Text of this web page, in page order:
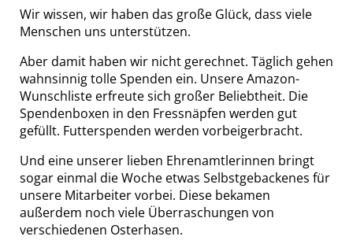
Wir wissen, wir haben das große Glück, dass viele
Menschen uns unterstützen.
Aber damit haben wir nicht gerechnet. Täglich gehen
wahnsinnig tolle Spenden ein. Unsere Amazon-
Wunschliste erfreute sich großer Beliebtheit. Die
Spendenboxen in den Fressnäpfen werden gut
gefüllt. Futterspenden werden vorbeigerbracht.
Und eine unserer lieben Ehrenamtlerinnen bringt
sogar einmal die Woche etwas Selbstgebackenes für
unsere Mitarbeiter vorbei. Diese bekamen
außerdem noch viele Überraschungen von
verschiedenen Osterhasen.